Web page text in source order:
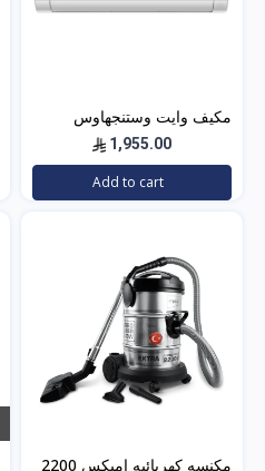
مكيف وايت وستنجهاوس
سبليت 24 بارد — 21400
وحدة موديل WWS24Z24I/C
لتبريد فعال للم
1,955.00
Add to cart
مكنسه كهربائيه امبكس 2200